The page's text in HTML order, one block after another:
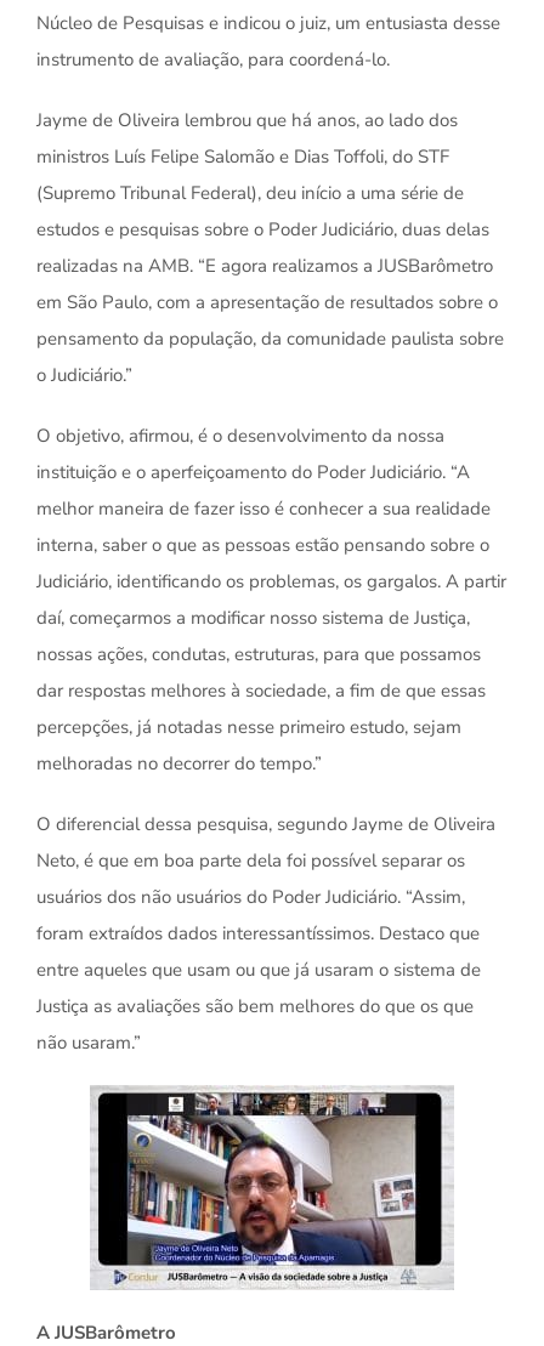
Núcleo de Pesquisas e indicou o juiz, um entusiasta desse
instrumento de avaliação, para coordená-lo.
Jayme de Oliveira lembrou que há anos, ao lado dos
ministros Luís Felipe Salomão e Dias Toffoli, do STF
(Supremo Tribunal Federal), deu início a uma série de
estudos e pesquisas sobre o Poder Judiciário, duas delas
realizadas na AMB. “E agora realizamos a JUSBarômetro
em São Paulo, com a apresentação de resultados sobre o
pensamento da população, da comunidade paulista sobre
o Judiciário.”
O objetivo, afirmou, é o desenvolvimento da nossa
instituição e o aperfeiçoamento do Poder Judiciário. “A
melhor maneira de fazer isso é conhecer a sua realidade
interna, saber o que as pessoas estão pensando sobre o
Judiciário, identificando os problemas, os gargalos. A partir
daí, começarmos a modificar nosso sistema de Justiça,
nossas ações, condutas, estruturas, para que possamos
dar respostas melhores à sociedade, a fim de que essas
percepções, já notadas nesse primeiro estudo, sejam
melhoradas no decorrer do tempo.”
O diferencial dessa pesquisa, segundo Jayme de Oliveira
Neto, é que em boa parte dela foi possível separar os
usuários dos não usuários do Poder Judiciário. “Assim,
foram extraídos dados interessantíssimos. Destaco que
entre aqueles que usam ou que já usaram o sistema de
Justiça as avaliações são bem melhores do que os que
não usaram.”
A JUSBarômetro